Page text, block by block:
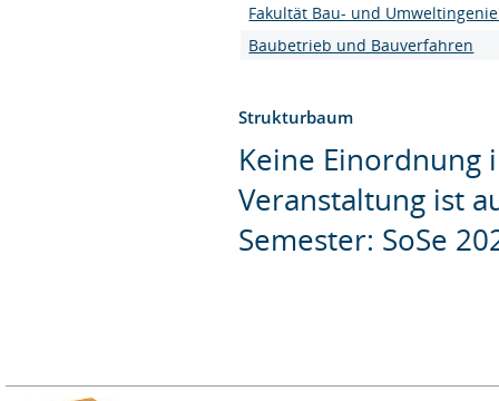
Fakultät Bau- und
Baubetrieb und Bauverfahren
Strukturbaum
Keine Einordnung
Veranstaltung ist
Semester: SoSe